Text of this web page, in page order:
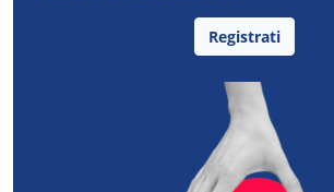
Registrati